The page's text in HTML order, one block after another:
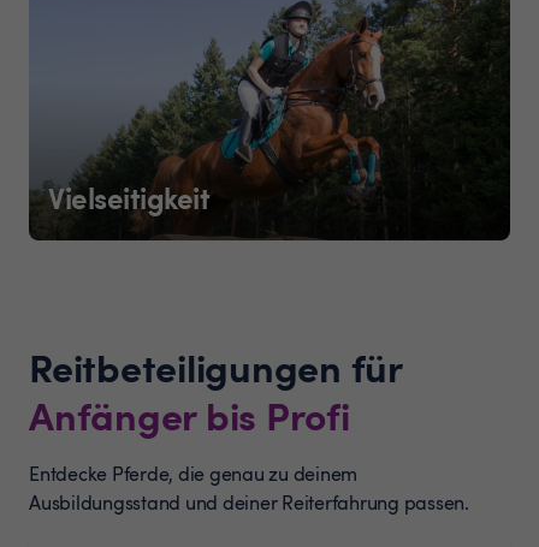
Vielseitigkeit
Reitbeteiligungen für
Anfänger bis Profi
Entdecke Pferde, die genau zu deinem
Ausbildungsstand und deiner Reiterfahrung passen.